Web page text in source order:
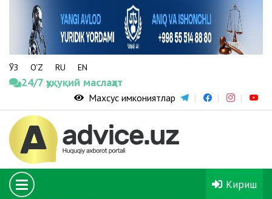
ЎЗ O‘Z RU EN
24/7 ҳуқуқий маслаҳат
Махсус имкониятлар
Кириш